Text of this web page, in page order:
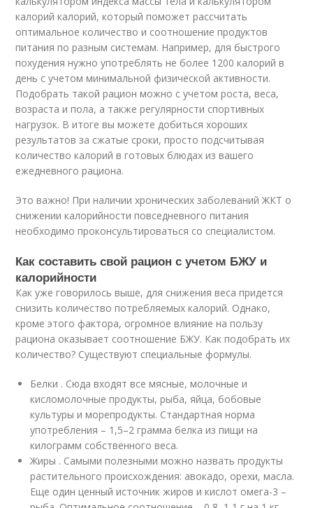
калорий калорий, который поможет рассчитать
оптимальное количество и соотношение продуктов
питания по разным системам. Например, для быстрого
похудения нужно употреблять не более 1200 калорий в
день с учетом минимальной физической активности.
Подобрать такой рацион можно с учетом роста, веса,
возраста и пола, а также регулярности спортивных
нагрузок. В итоге вы можете добиться хороших
результатов за сжатые сроки, просто подсчитывая
количество калорий в готовых блюдах из вашего
ежедневного рациона.
Это важно! При наличии хронических заболеваний ЖКТ о
снижении калорийности повседневного питания
необходимо проконсультироваться со специалистом.
Как составить свой рацион с учетом БЖУ и
калорийности
Как уже говорилось выше, для снижения веса придется
снизить количество потребляемых калорий. Однако,
кроме этого фактора, огромное влияние на пользу
рациона оказывает соотношение БЖУ. Как подобрать их
количество? Существуют специальные формулы.
Белки . Сюда входят все мясные, молочные и
кисломолочные продукты, рыба, яйца, бобовые
культуры и морепродукты. Стандартная норма
употребления – 1,5–2 грамма белка из пищи на
килограмм собственного веса.
Жиры . Самыми полезными можно назвать продукты
растительного происхождения: авокадо, орехи, масла.
Еще один ценный источник жиров и кислот омега-3 –